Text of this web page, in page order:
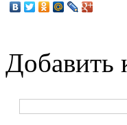
Добавить